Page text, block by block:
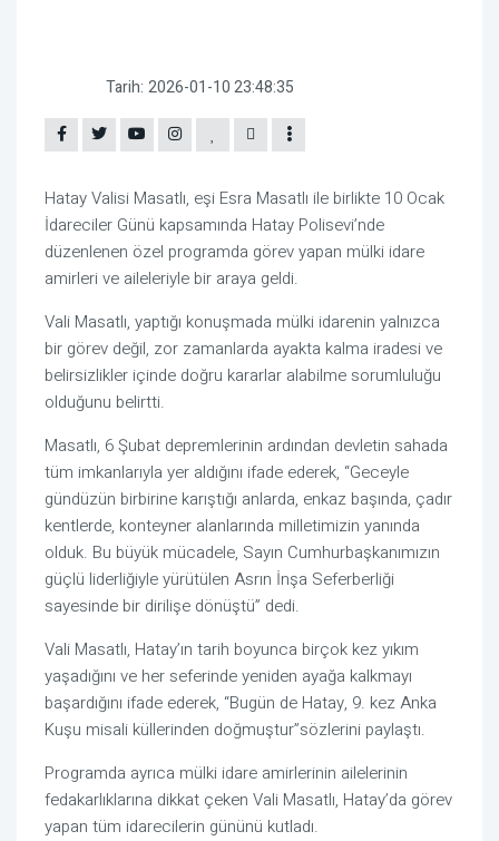
Tarih: 2026-01-10 23:48:35
Hatay Valisi Masatlı, eşi Esra Masatlı ile birlikte 10 Ocak
İdareciler Günü kapsamında Hatay Polisevi’nde
düzenlenen özel programda görev yapan mülki idare
amirleri ve aileleriyle bir araya geldi.
Vali Masatlı, yaptığı konuşmada mülki idarenin yalnızca
bir görev değil, zor zamanlarda ayakta kalma iradesi ve
belirsizlikler içinde doğru kararlar alabilme sorumluluğu
olduğunu belirtti.
Masatlı, 6 Şubat depremlerinin ardından devletin sahada
tüm imkanlarıyla yer aldığını ifade ederek, “Geceyle
gündüzün birbirine karıştığı anlarda, enkaz başında, çadır
kentlerde, konteyner alanlarında milletimizin yanında
olduk. Bu büyük mücadele, Sayın Cumhurbaşkanımızın
güçlü liderliğiyle yürütülen Asrın İnşa Seferberliği
sayesinde bir dirilişe dönüştü” dedi.
Vali Masatlı, Hatay’ın tarih boyunca birçok kez yıkım
yaşadığını ve her seferinde yeniden ayağa kalkmayı
başardığını ifade ederek, “Bugün de Hatay, 9. kez Anka
Kuşu misali küllerinden doğmuştur”sözlerini paylaştı.
Programda ayrıca mülki idare amirlerinin ailelerinin
fedakarlıklarına dikkat çeken Vali Masatlı, Hatay’da görev
yapan tüm idarecilerin gününü kutladı.